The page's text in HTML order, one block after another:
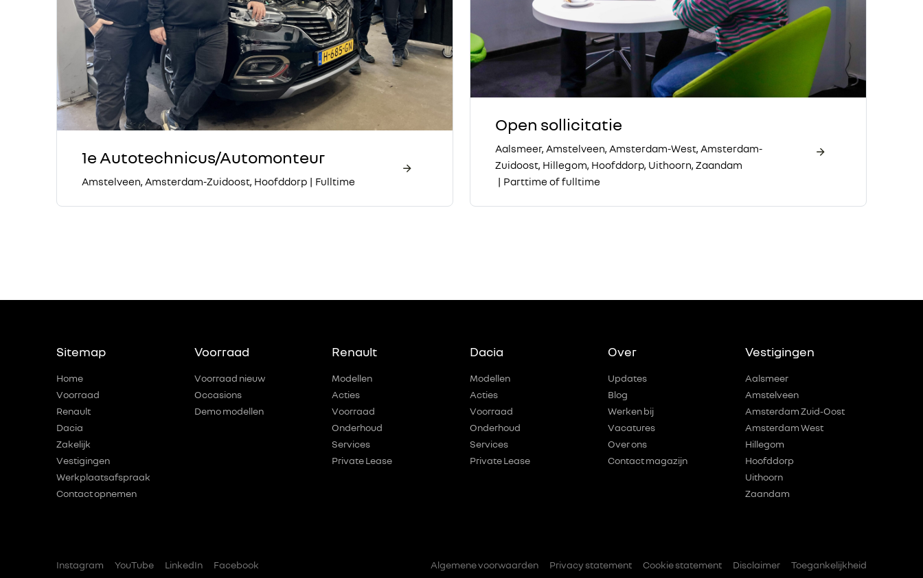
1e Autotechnicus/Automonteur
Amstelveen, Amsterdam-Zuidoost, Hoofddorp | Fulltime
Open sollicitatie
Aalsmeer, Amstelveen, Amsterdam-West, Amsterdam-
Zuidoost, Hillegom, Hoofddorp, Uithoorn, Zaandam
| Parttime of fulltime
Sitemap
Home
Voorraad
Renault
Dacia
Zakelijk
Vestigingen
Werkplaatsafspraak
Contact opnemen
Voorraad
Voorraad nieuw
Occasions
Demo modellen
Renault
Modellen
Acties
Voorraad
Onderhoud
Services
Private Lease
Dacia
Modellen
Acties
Voorraad
Onderhoud
Services
Private Lease
Over
Updates
Blog
Werken bij
Vacatures
Over ons
Contact magazijn
Vestigingen
Aalsmeer
Amstelveen
Amsterdam Zuid-Oost
Amsterdam West
Hillegom
Hoofddorp
Uithoorn
Zaandam
Instagram YouTube LinkedIn Facebook Algemene voorwaarden Privacy statement Cookie statement Disclaimer Toegankelijkheid